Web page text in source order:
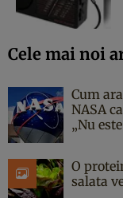
Cele mai noi
Cum
NASA
„Nu
O
salata